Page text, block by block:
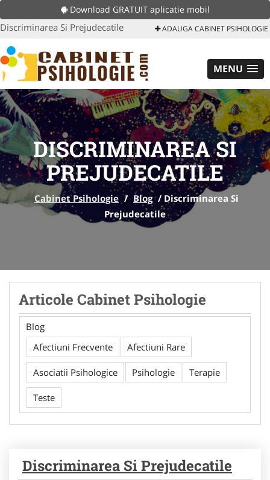
Download GRATUIT aplicatie mobil
Discriminarea Si Prejudecatile ADAUGA CABINET PSIHOLOGIE
MENU
DISCRIMINAREA SI
PREJUDECATILE
Cabinet Psihologie / Blog / Discriminarea Si
Prejudecatile
Articole Cabinet Psihologie
Blog
Afectiuni Frecvente
Afectiuni Rare
Asociatii Psihologice Psihologie Terapie
Teste
Discriminarea Si Prejudecatile